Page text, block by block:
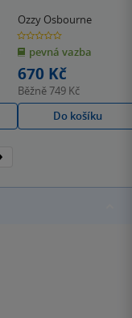
Ozzy Osbourne
0.0
z
5
hvězdiček
pevná vazba
670 Kč
Běžně749 Kč
Do košíku